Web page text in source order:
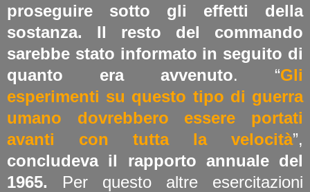
proseguire sotto gli effetti della
sostanza. Il resto del commando
sarebbe stato informato in seguito di
quanto era avvenuto. “Gli
esperimenti su questo tipo di guerra
umano dovrebbero essere portati
avanti con tutta la velocità”,
concludeva il rapporto annuale del
1965. Per questo altre esercitazioni